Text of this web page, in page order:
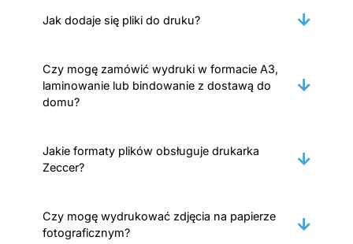
Jak dodaje się pliki do druku?
Czy mogę zamówić wydruki w formacie A3,
laminowanie lub bindowanie z dostawą do
domu?
Jakie formaty plików obsługuje drukarka
Zeccer?
Czy mogę wydrukować zdjęcia na papierze
fotograficznym?